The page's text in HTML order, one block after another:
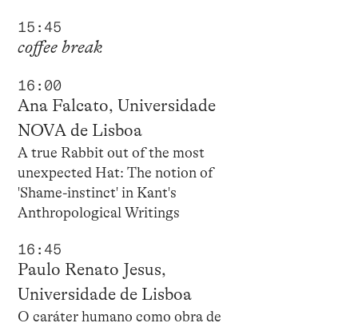
15:45
coffee break
16:00
Ana Falcato, Universidade
NOVA de Lisboa
A true Rabbit out of the most
unexpected Hat: The notion of
'Shame-instinct' in Kant's
Anthropological Writings
16:45
Paulo Renato Jesus,
Universidade de Lisboa
O caráter humano como obra de